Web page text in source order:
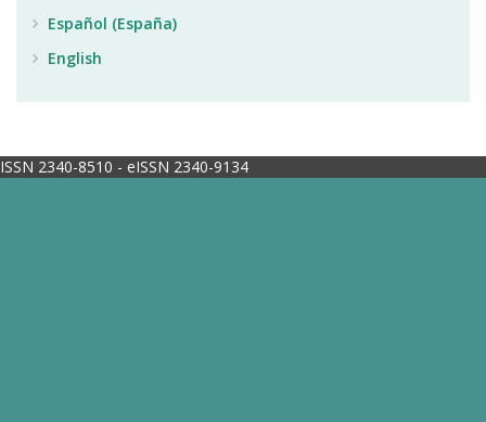
Español (España)
English
ISSN 2340-8510 - eISSN 2340-9134